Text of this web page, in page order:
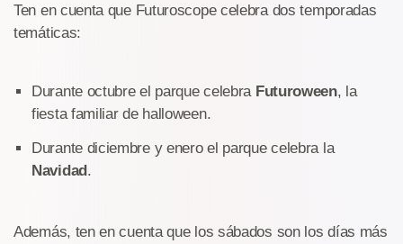
Ten en cuenta que Futuroscope celebra dos temporadas
temáticas:
Durante octubre el parque celebra Futuroween, la
fiesta familiar de halloween.
Durante diciembre y enero el parque celebra la
Navidad.
Además, ten en cuenta que los sábados son los días más